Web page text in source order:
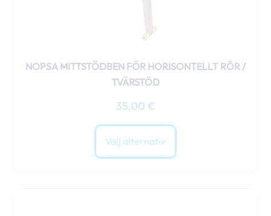
NOPSA MITTSTÖDBEN FÖR HORISONTELLT RÖR /
TVÄRSTÖD
35,00 €
Välj alternativ